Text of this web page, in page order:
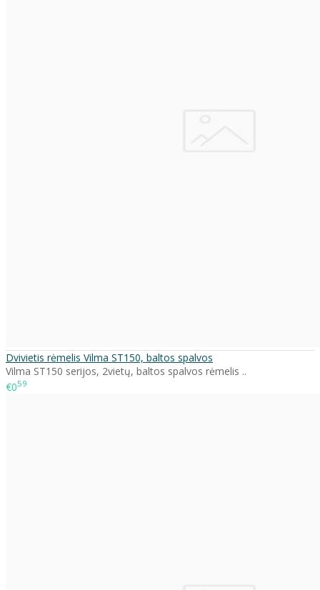
Dvivietis rėmelis Vilma ST150, baltos spalvos
Vilma ST150 serijos, 2vietų, baltos spalvos rėmelis ..
€059